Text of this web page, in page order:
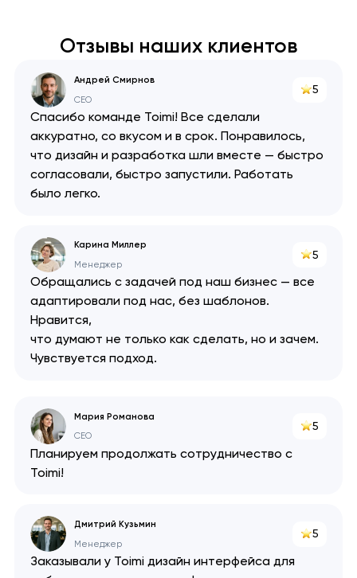
Отзывы наших клиентов
Андрей Смирнов
CEO
5
Спасибо команде Toimi! Все сделали
аккуратно, со вкусом и в срок. Понравилось,
что дизайн и разработка шли вместе — быстро
согласовали, быстро запустили. Работать
было легко.
Карина Миллер
Менеджер
5
Обращались с задачей под наш бизнес — все
адаптировали под нас, без шаблонов.
Нравится,
что думают не только как сделать, но и зачем.
Чувствуется подход.
Мария Романова
CEO
5
Планируем продолжать сотрудничество с
Toimi!
Дмитрий Кузьмин
Менеджер
5
Заказывали у Toimi дизайн интерфейса для